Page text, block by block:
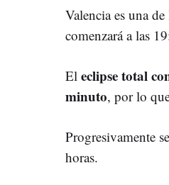
Valencia es una
comenzará a las
El eclipse total
minuto, por lo
Progresivamente
horas.